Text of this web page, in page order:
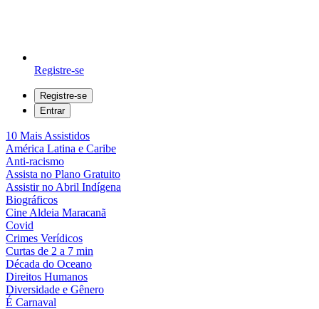
Registre-se
Registre-se
Entrar
10 Mais Assistidos
América Latina e Caribe
Anti-racismo
Assista no Plano Gratuito
Assistir no Abril Indígena
Biográficos
Cine Aldeia Maracanã
Covid
Crimes Verídicos
Curtas de 2 a 7 min
Década do Oceano
Direitos Humanos
Diversidade e Gênero
É Carnaval